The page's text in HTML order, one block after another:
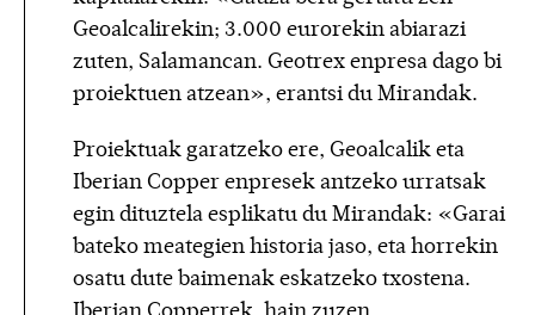
Geoalcalirekin; 3.000 eurorekin abiarazi
zuten, Salamancan. Geotrex enpresa dago bi
proiektuen atzean», erantsi du Mirandak.
Proiektuak garatzeko ere, Geoalcalik eta
Iberian Copper enpresek antzeko urratsak
egin dituztela esplikatu du Mirandak: «Garai
bateko meategien historia jaso, eta horrekin
osatu dute baimenak eskatzeko txostena.